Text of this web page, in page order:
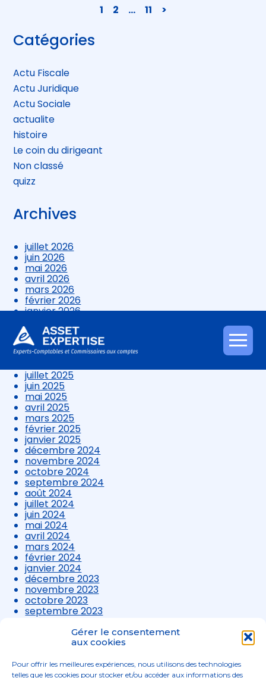
Gérer le consentement
aux cookies
Pour offrir les meilleures expériences, nous utilisons des technologies
telles que les cookies pour stocker et/ou accéder aux informations des
Aller
au
1 2 … 11 >
Blog
sidebar
Catégories
Actu Fiscale
Actu Juridique
Actu Sociale
actualite
histoire
Le coin du dirigeant
Non classé
quizz
Archives
juillet 2026
juin 2026
mai 2026
avril 2026
mars 2026
février 2026
janvier 2026
novembre 2025
octobre 2025
septembre 2025
juillet 2025
juin 2025
mai 2025
avril 2025
mars 2025
février 2025
janvier 2025
décembre 2024
novembre 2024
octobre 2024
septembre 2024
août 2024
juillet 2024
juin 2024
mai 2024
avril 2024
mars 2024
février 2024
janvier 2024
décembre 2023
novembre 2023
octobre 2023
septembre 2023
août 2023
juillet 2023
avril 2023